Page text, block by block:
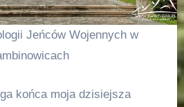
Jeńców Wojennych w
końca moja dzisiejsza